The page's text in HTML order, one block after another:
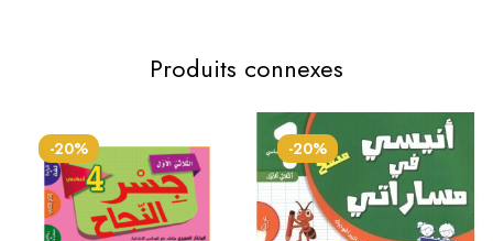
Produits connexes
-20% -20%